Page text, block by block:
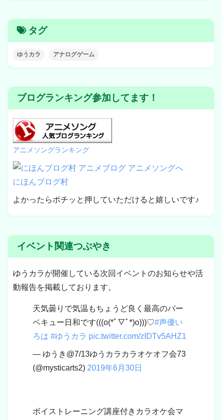
タグ
ゆうカラ アナログゲーム
ブログランキング参加してます！
アニメソングランキング
にほんブログ村
よかったらポチッと押していただけると嬉しいです♪
イベント関連つぶやき
ゆうカラが開催している次回イベントのお知らせや活
動報告を掲載しております。
天気曇りで気温もちょうど良く最高のバー
ベキュー日和です(((o(*ﾟ▽ﾟ*)o)))♡#声優い
ろは #ゆうカラ pic.twitter.com/zIDTv5AHZ1
— ゆうき@7/13ゆうカラカラオケオフ会73
(@mysticarts2) 2019年6月30日
ボイストレーニング講座付きカラオケ会マ